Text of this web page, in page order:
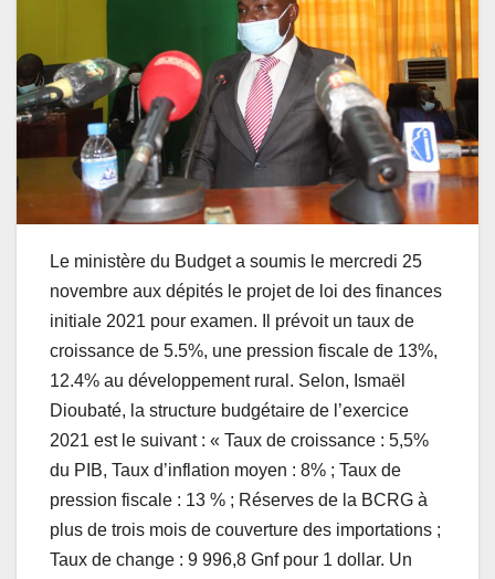
Le ministère du Budget a soumis le mercredi 25
novembre aux dépités le projet de loi des finances
initiale 2021 pour examen. Il prévoit un taux de
croissance de 5.5%, une pression fiscale de 13%,
12.4% au développement rural. Selon, Ismaël
Dioubaté, la structure budgétaire de l’exercice
2021 est le suivant : « Taux de croissance : 5,5%
du PIB, Taux d’inflation moyen : 8% ; Taux de
pression fiscale : 13 % ; Réserves de la BCRG à
plus de trois mois de couverture des importations ;
Taux de change : 9 996,8 Gnf pour 1 dollar. Un